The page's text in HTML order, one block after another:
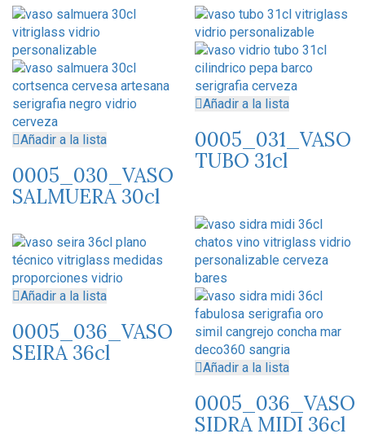
Añadir a la lista
0005_030_VASO
SALMUERA 30cl
Añadir a la lista
0005_031_VASO
TUBO 31cl
Añadir a la lista
0005_036_VASO
SEIRA 36cl
Añadir a la lista
0005_036_VASO
SIDRA MIDI 36cl